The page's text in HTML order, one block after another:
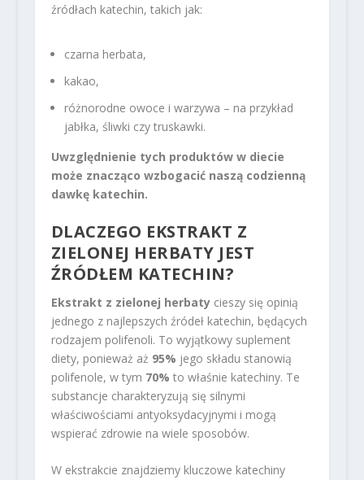
źródłach katechin, takich jak:
czarna herbata,
kakao,
różnorodne owoce i warzywa – na przykład
jabłka, śliwki czy truskawki.
Uwzględnienie tych produktów w diecie
może znacząco wzbogacić naszą codzienną
dawkę katechin.
DLACZEGO EKSTRAKT Z
ZIELONEJ HERBATY JEST
ŹRÓDŁEM KATECHIN?
Ekstrakt z zielonej herbatycieszy się opinią
jednego z najlepszych źródeł katechin, będących
rodzajem polifenoli. To wyjątkowy suplement
diety, ponieważ aż 95% jego składu stanowią
polifenole, w tym 70% to właśnie katechiny. Te
substancje charakteryzują się silnymi
właściwościami antyoksydacyjnymi i mogą
wspierać zdrowie na wiele sposobów.
W ekstrakcie znajdziemy kluczowe katechiny